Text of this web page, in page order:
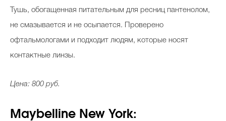
Тушь, обогащенная питательным для ресниц пантенолом,
не смазывается и не осыпается. Проверено
офтальмологами и подходит людям, которые носят
контактные линзы.
Цена: 800 руб.
Maybelline New York: